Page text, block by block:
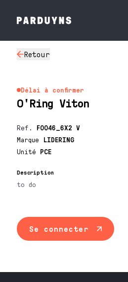
Retour
Délai à confirmer
O'Ring Viton
Ref. F0046_6X2 V
Marque LIDERING
Unité PCE
Description
to do
Se connecter